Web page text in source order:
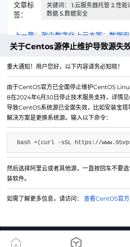
文章标
签：
关键词： 1.云服务器托管 2.性
数据 5.数据安全
上一篇：政企数字化上云方案：数据
微信公众号
IDC/ISP证号 B1-20214840
关于Centos源停止维护导致源失
重大通知！用户您好，以下内容请务必知晓！
由于CentOS官方已全面停止维护CentOS
8在2024年6月30日停止技术服务支持，详情见
导致CentOS系统源已全面失效，比如安装宝塔
解决方案是更换系统源。输入以下命令：
bash <(curl -sSL https://
然后选择阿里云或者其他源，一直按回车不要
装软件。
如需了解更多信息，请访问： 查看CentOS官